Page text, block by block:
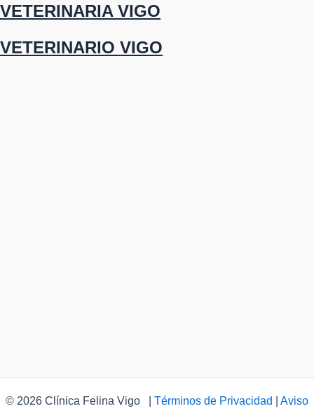
VETERINARIA VIGO
VETERINARIO VIGO
© 2026 Clínica Felina Vigo | Términos de Privacidad Aviso